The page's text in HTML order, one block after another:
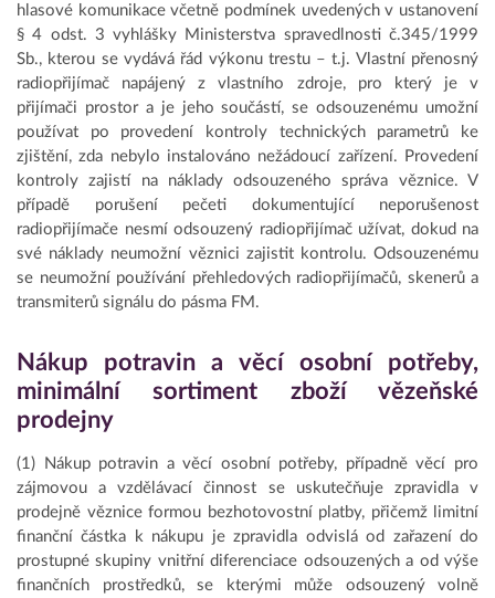
hlasové komunikace včetně podmínek uvedených v ustanovení
§ 4 odst. 3 vyhlášky Ministerstva spravedlnosti č.345/1999
Sb., kterou se vydává řád výkonu trestu – t.j. Vlastní přenosný
radiopřijímač napájený z vlastního zdroje, pro který je v
přijímači prostor a je jeho součástí, se odsouzenému umožní
používat po provedení kontroly technických parametrů ke
zjištění, zda nebylo instalováno nežádoucí zařízení. Provedení
kontroly zajistí na náklady odsouzeného správa věznice. V
případě porušení pečeti dokumentující neporušenost
radiopřijímače nesmí odsouzený radiopřijímač užívat, dokud na
své náklady neumožní věznici zajistit kontrolu. Odsouzenému
se neumožní používání přehledových radiopřijímačů, skenerů a
transmiterů signálu do pásma FM.
Nákup potravin a věcí osobní potřeby,
minimální sortiment zboží vězeňské
prodejny
(1) Nákup potravin a věcí osobní potřeby, případně věcí pro
zájmovou a vzdělávací činnost se uskutečňuje zpravidla v
prodejně věznice formou bezhotovostní platby, přičemž limitní
finanční částka k nákupu je zpravidla odvislá od zařazení do
prostupné skupiny vnitřní diferenciace odsouzených a od výše
finančních prostředků, se kterými může odsouzený volně